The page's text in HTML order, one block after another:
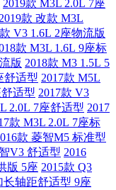
2019款 M3L 2.0L 7座
2019款 改款 M3L
V3 1.6L 2座物流版
款 M3L 1.6L 9座标
版 2018款 M3 1.5L 5
舒适型 2017款 M5L
适型 2017款 V3
2.0L 7座舒适型 2017
款 M3L 2.0L 7座标
款 菱智M5 标准型
V3 舒适型 2016
版 5座 2015款 Q3
长轴距舒适型 9座